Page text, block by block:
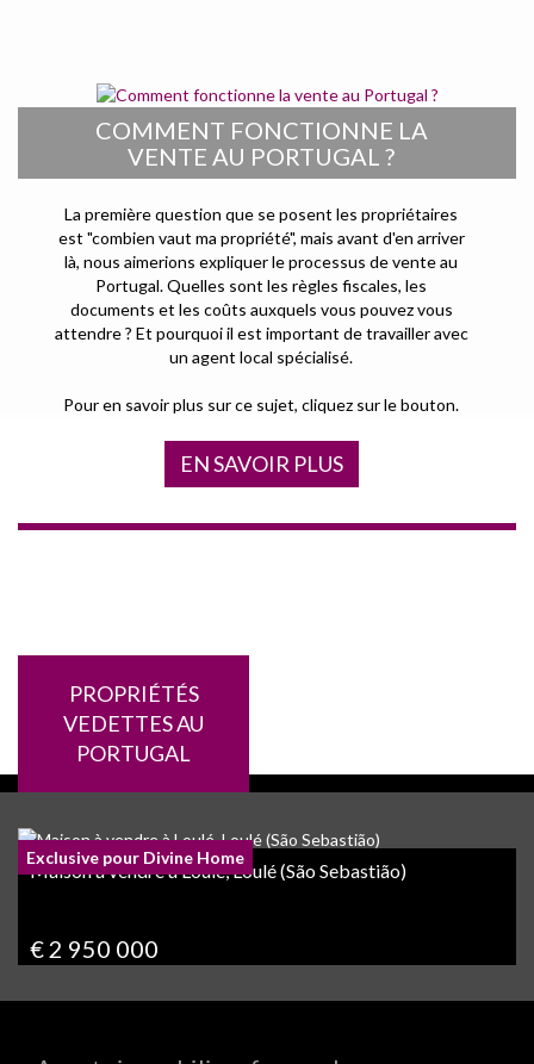
COMMENT FONCTIONNE LA
VENTE AU PORTUGAL ?
La première question que se posent les propriétaires
est "combien vaut ma propriété", mais avant d'en arriver
là, nous aimerions expliquer le processus de vente au
Portugal. Quelles sont les règles fiscales, les
documents et les coûts auxquels vous pouvez vous
attendre ? Et pourquoi il est important de travailler avec
un agent local spécialisé.
Pour en savoir plus sur ce sujet, cliquez sur le bouton.
EN SAVOIR PLUS
PROPRIÉTÉS
VEDETTES AU
PORTUGAL
Appartement à vendre à Loulé, Vilamoura
€ 359 000